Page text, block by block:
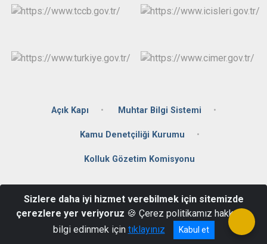
Açık Kapı Muhtar Bilgi Sistemi
Kamu Denetçiliği Kurumu
Kolluk Gözetim Komisyonu
Gölyaka/DÜZCE
0 (380) 711 3196
Sizlere daha iyi hizmet verebilmek için sitemizde
çerezlere yer veriyoruz 🍪 Çerez politikamız hakkında
bilgi edinmek için tıklayınız Kabul et